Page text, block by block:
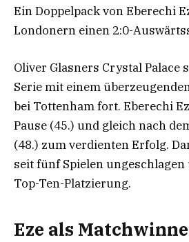
Ein Doppelpack von Eberechi
Londonern einen 2:0-
Oliver Glasners Crystal Palace
Serie mit einem
bei Tottenham fort. Eberechi
Pause (45.) und gleich nach
(48.) zum verdienten Erfolg.
seit fünf Spielen
Top-Ten-Platzierung.
Eze als